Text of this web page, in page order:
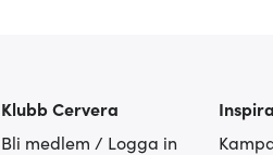
Klubb Cervera
Bli medlem / Logga in